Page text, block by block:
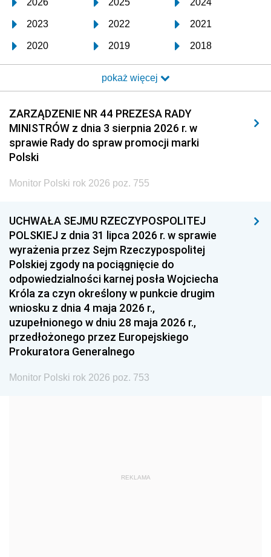
2026 2025 2024
2023 2022 2021
2020 2019 2018
2017 2016 2015
2014 2013 2012
2011 2010 2009
2008 2007 2006
2005
1996 1995 1994
1993 1992 1991
1990 1989
1987 1986 1985
1984 1983
1981 1980 1979
1978 1977
1975 1974
1959
pokaż więcej
ZARZĄDZENIE NR 44 PREZESA RADY
MINISTRÓW z dnia 3 sierpnia 2026 r. w
sprawie Rady do spraw promocji marki
Polski
Monitor Polski rok 2026 poz. 755
UCHWAŁA SEJMU RZECZYPOSPOLITEJ
POLSKIEJ z dnia 31 lipca 2026 r. w sprawie
wyrażenia przez Sejm Rzeczypospolitej
Polskiej zgody na pociągnięcie do
odpowiedzialności karnej posła Wojciecha
Króla za czyn określony w punkcie drugim
wniosku z dnia 4 maja 2026 r.,
uzupełnionego w dniu 28 maja 2026 r.,
przedłożonego przez Europejskiego
Prokuratora Generalnego
Monitor Polski rok 2026 poz. 753
REKLAMA